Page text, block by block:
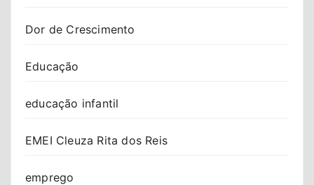
Dor de Crescimento
Educação
educação infantil
EMEI Cleuza Rita dos Reis
emprego